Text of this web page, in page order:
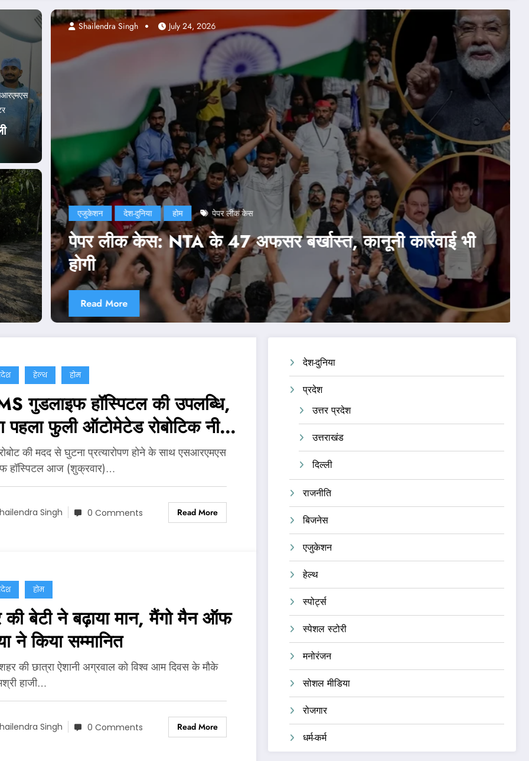
कार्रवाई भी
एजुकेशन दिल्ली राजनीति होम
NEET Paper Leak: सरकार ने मानी CJP की दो
नड्डा ने भी जारी किया बयान
Read More
Abhishek pandey July 24, 2026
हेल्थ होम
गुडलाइफ हॉस्पिटल की उपलब्धि,
पहला फुली ऑटोमेटेड रोबोटिक नी
की मदद से घुटना प्रत्यारोपण होने के साथ एसआरएमएस
हॉस्पिटल आज (शुक्रवार)…
Singh 0 Comments Read More
होम
बेटी ने बढ़ाया मान, मैंगो मैन ऑफ
ने किया सम्मानित
की छात्रा ऐशानी अग्रवाल को विश्व आम दिवस के मौके
हाजी…
Singh 0 Comments Read More
देश-दुनिया
प्रदेश
उत्तर प्रदेश
उत्तराखंड
दिल्ली
राजनीति
बिजनेस
एजुकेशन
हेल्थ
स्पोर्ट्स
स्पेशल स्टोरी
मनोरंजन
सोशल मीडिया
रोजगार
धर्म-कर्म